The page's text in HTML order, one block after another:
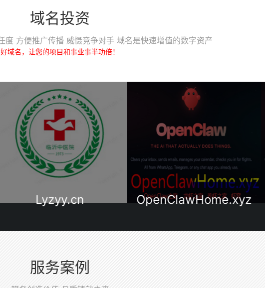
域名投资
度 方便推广传播 威慑竞争对手 域名是快速增值的数字资产
好域名，让您的项目和事业事半功倍！
Lyzyy.cn OpenClawHome.xyz
服务案例